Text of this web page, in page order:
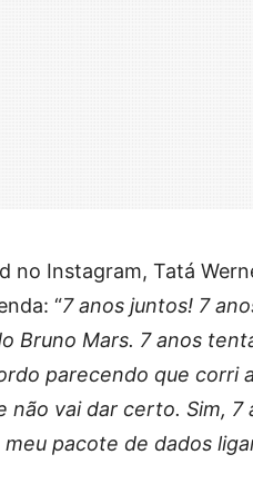
no Instagram, Tatá
“7 anos juntos! 7
Bruno Mars. 7 anos
parecendo que corri
não vai dar certo. Sim,
pacote de dados